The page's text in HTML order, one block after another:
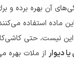
آن بهره برده و
ماده استفاده
نیست، حتی
دیوار از ملات بهره